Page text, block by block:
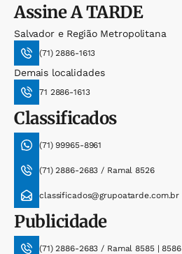
AssineA TARDE
Salvador e Região Metropolitana
(71) 2886-1613
Demais localidades
71 2886-1613
Classificados
(71) 99965-8961
(71) 2886-2683 / Ramal 8526
classificados@grupoatarde.com.br
Publicidade
(71) 2886-2683 / Ramal 8585 | 8586